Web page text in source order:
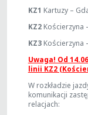
KZ1 Kartuzy –
KZ2 Kościerzyna
KZ3 Kościerzyna
Uwaga! Od
linii KZ2
W rozkładzie
komunikacji
relacjach: